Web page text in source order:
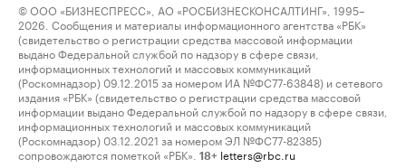
© ООО «БИЗНЕСПРЕСС», АО «РОСБИЗНЕСКОНСАЛТИНГ», 1995–
2026. Сообщения и материалы информационного агентства «РБК»
(свидетельство о регистрации средства массовой информации
выдано Федеральной службой по надзору в сфере связи,
информационных технологий и массовых коммуникаций
(Роскомнадзор) 09.12.2015 за номером ИА №ФС77-63848) и сетевого
издания «РБК» (свидетельство о регистрации средства массовой
информации выдано Федеральной службой по надзору в сфере связи,
информационных технологий и массовых коммуникаций
(Роскомнадзор) 03.12.2021 за номером ЭЛ №ФС77-82385)
сопровождаются пометкой «РБК».
18+ letters@rbc.ru